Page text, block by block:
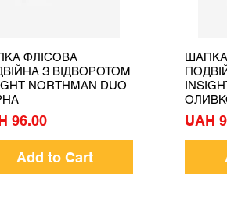
Quick View
ФЛІСОВА
З ВІДВОРОТОМ
NORTHMAN DUO
96.00
Add to Cart
Price
UAH